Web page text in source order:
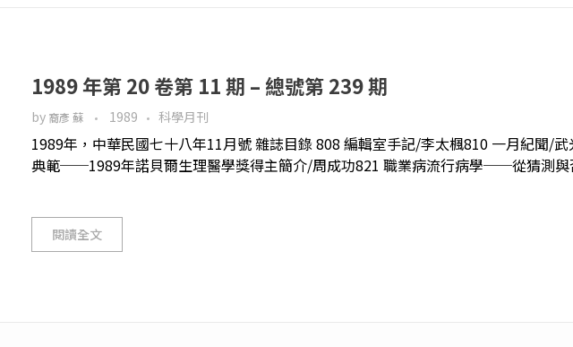
1989 年第 20 卷第 11 期 – 總號第 239 期
by 裔彥 蘇 1989 科學月刊
1989年，中華民國七十八年11月號 雜誌目錄 808 編輯室手記/李太楓810 一月紀聞
典範──1989年諾貝爾生理醫學獎得主簡介/周成功821 職業病流行病學──從猜測與
閱讀全文